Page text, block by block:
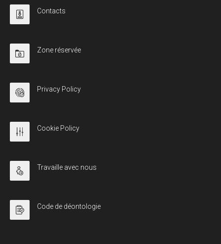
Contacts
Zone réservée
Privacy Policy
Cookie Policy
Travaille avec nous
Code de déontologie